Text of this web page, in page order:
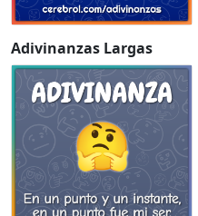
Adivinanzas Largas